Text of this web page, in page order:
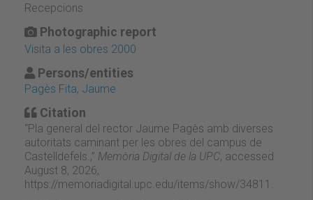
Recepcions
Photographic report
Visita a les obres 2000
Persons/entities
Pagès Fita, Jaume
Citation
“Pla general del rector Jaume Pagès amb diverses
autoritats caminant per les obres del campus de
Castelldefels.,” Memòria Digital de la UPC, accessed
August 8, 2026,
https://memoriadigital.upc.edu/items/show/34811